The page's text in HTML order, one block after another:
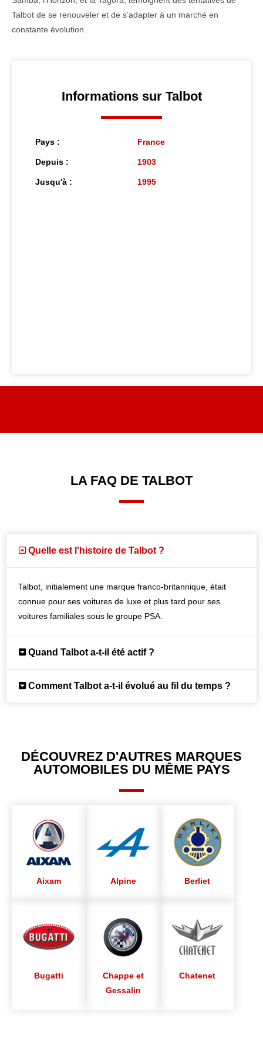
Talbot de se renouveler et de s’adapter à un marché en
constante évolution.
Informations sur Talbot
Pays : France
Depuis : 1903
Jusqu'à : 1995
LA FAQ DE TALBOT
Quelle est l'histoire de Talbot ?
Talbot, initialement une marque franco-britannique, était
connue pour ses voitures de luxe et plus tard pour ses
voitures familiales sous le groupe PSA.
Quand Talbot a-t-il été actif ?
Comment Talbot a-t-il évolué au fil du temps ?
DÉCOUVREZ D'AUTRES MARQUES
AUTOMOBILES DU MÊME PAYS
Aixam Alpine Berliet
Bugatti
Chappe et
Gessalin
Chatenet